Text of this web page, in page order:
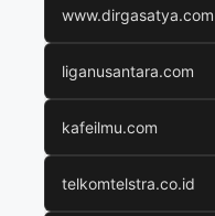
www.dirgasatya.com
liganusantara.com
kafeilmu.com
telkomtelstra.co.id